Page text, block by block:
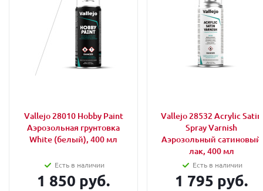
Vallejo 28010 Hobby Paint
Аэрозольная грунтовка
White (белый), 400 мл
Есть в наличии
1 850 руб.
Vallejo 28532 Acrylic Satin
Spray Varnish
Аэрозольный сатиновый
лак, 400 мл
Есть в наличии
1 795 руб.